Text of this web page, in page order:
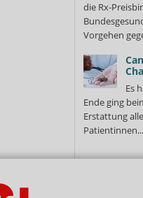
die Rx-
Vorgehen
Es
Ende ging
Erstattung
Patientinnen...